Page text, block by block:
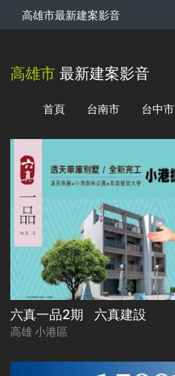
高雄市最新建案影音
高雄市 最新建案影音
首頁 台南市 台中市
六真一品2期 六真建設
高雄 小港區